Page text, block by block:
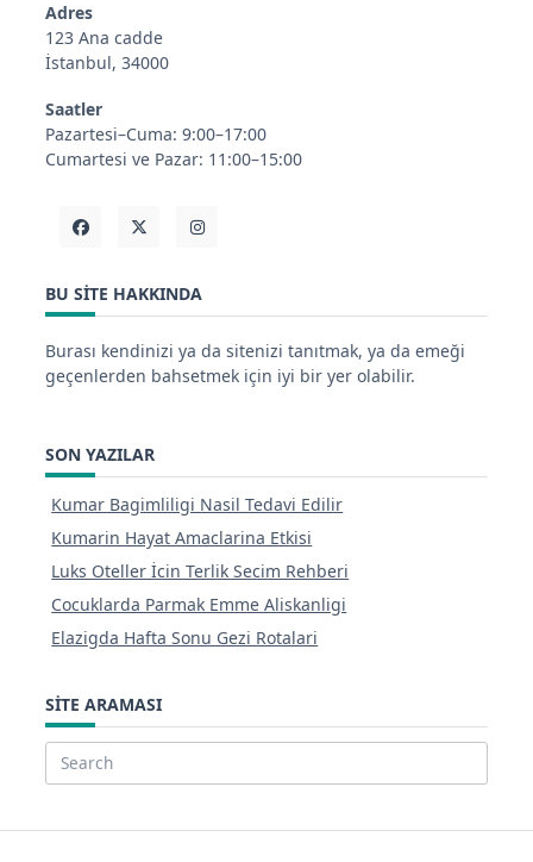
Adres
123 Ana cadde
İstanbul, 34000
Saatler
Pazartesi–Cuma: 9:00–17:00
Cumartesi ve Pazar: 11:00–15:00
BU SITE HAKKINDA
Burası kendinizi ya da sitenizi tanıtmak, ya da emeği
geçenlerden bahsetmek için iyi bir yer olabilir.
SON YAZILAR
Kumar Bagimliligi Nasil Tedavi Edilir
Kumarin Hayat Amaclarina Etkisi
Luks Oteller İcin Terlik Secim Rehberi
Cocuklarda Parmak Emme Aliskanligi
Elazigda Hafta Sonu Gezi Rotalari
SITE ARAMASI
Search